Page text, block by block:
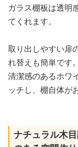
ガラス棚板は透明
てくれます。
取り出しやすい扉
れ替えも簡単です。
清潔感のあるホワ
ッチし、棚自体が
ナチュラル木